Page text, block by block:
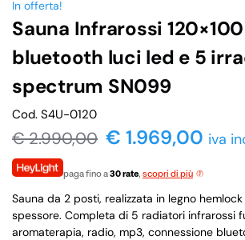
In offerta!
Sauna Infrarossi
bluetooth luci led e 5
spectrum SN099
Cod. S4U-0120
€2.990,00 € 1.969,00 iva
paga fino a30 rate, scopri di più
Sauna da 2 posti, realizzata in legno
spessore. Completa di 5 radiatori infrarossi
aromaterapia, radio, mp3, connessione